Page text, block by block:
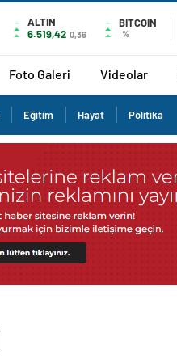
ALTIN
6.519,42 0,36
BITCOIN
%
Foto Galeri Videolar
Eğitim Hayat Politika